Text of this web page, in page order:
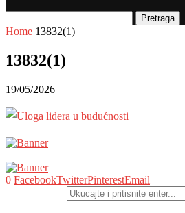
Pretraga
Home 13832(1)
13832(1)
19/05/2026
0 FacebookTwitterPinterestEmail